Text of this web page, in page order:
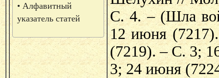
• Алфавитный
указатель статей
С. 4. – (Шла
12 июня
(7219). – С. 3;
3; 24 июня